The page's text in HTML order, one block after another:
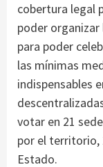
cobertura legal
poder
para poder
las mínimas
indispensables
votar en 21
por el territorio,
Estado.